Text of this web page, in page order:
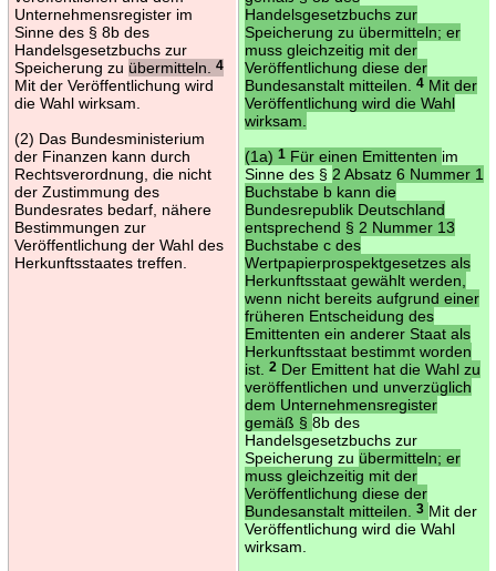
Unternehmensregister im
Sinne des § 8b des
Handelsgesetzbuchs zur
Speicherung zu übermitteln. 4
Mit der Veröffentlichung wird
die Wahl wirksam.
(2) Das Bundesministerium
der Finanzen kann durch
Rechtsverordnung, die nicht
der Zustimmung des
Bundesrates bedarf, nähere
Bestimmungen zur
Veröffentlichung der Wahl des
Herkunftsstaates treffen.
Handelsgesetzbuchs zur
Speicherung zu übermitteln; er
muss gleichzeitig mit der
Veröffentlichung diese der
Bundesanstalt mitteilen.
4Mit der
Veröffentlichung wird die Wahl
wirksam.
(1a) 1Für einen Emittenten im
Sinne des § 2 Absatz 6 Nummer 1
Buchstabe b kann die
Bundesrepublik Deutschland
entsprechend § 2 Nummer 13
Buchstabe c des
Wertpapierprospektgesetzes als
Herkunftsstaat gewählt werden,
wenn nicht bereits aufgrund einer
früheren Entscheidung des
Emittenten ein anderer Staat als
Herkunftsstaat bestimmt worden
ist.
2Der Emittent hat die Wahl zu
veröffentlichen und unverzüglich
dem Unternehmensregister
gemäß § 8b des
Handelsgesetzbuchs zur
Speicherung zu übermitteln; er
muss gleichzeitig mit der
Veröffentlichung diese der
Bundesanstalt mitteilen.
3 Mit der
Veröffentlichung wird die Wahl
wirksam.